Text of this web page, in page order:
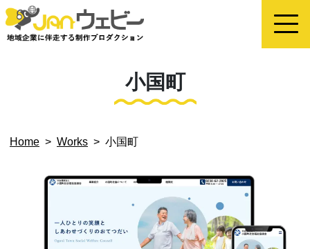
小国町
Home > Works > 小国町